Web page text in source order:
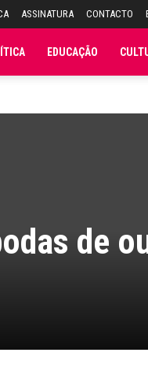
ASSINATURA CONTACTO
EDUCAÇÃO
de